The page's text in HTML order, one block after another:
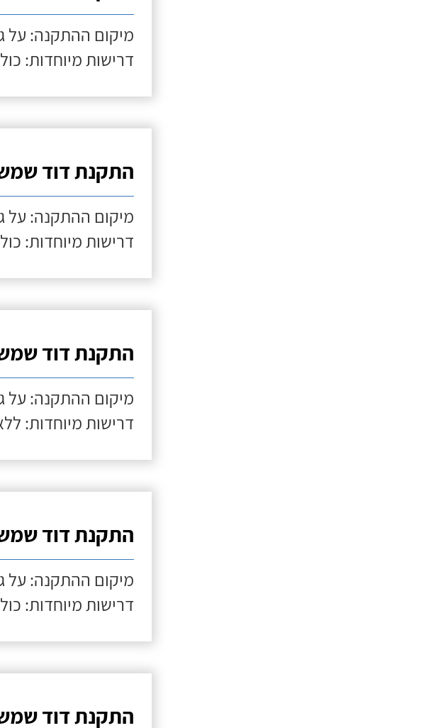
מיקום ההתקנה: על
דרישות מיוחדות:
התקנת דוד שמש
מיקום ההתקנה: על
דרישות מיוחדות:
התקנת דוד שמש
מיקום ההתקנה: על
דרישות מיוחדות:
התקנת דוד שמש
מיקום ההתקנה: על
דרישות מיוחדות:
התקנת דוד שמש